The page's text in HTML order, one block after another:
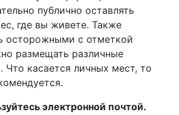
публично оставлять
где вы живете. Также
осторожными с отметкой
размещать различные
Что касается личных мест, то
электронной почтой.